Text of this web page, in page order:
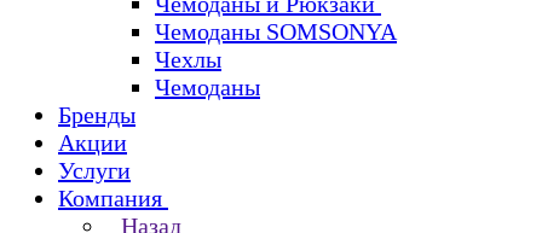
Чемоданы SOMSONYA
Чехлы
Чемоданы
Бренды
Акции
Услуги
Компания
Назад